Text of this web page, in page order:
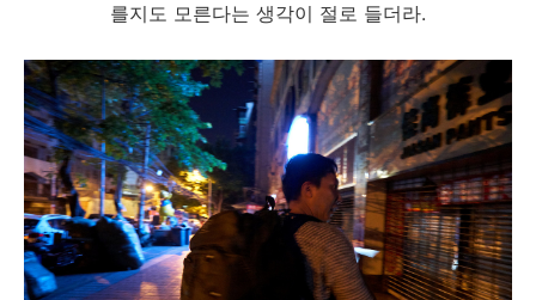
를지도 모른다는 생각이 절로 들더라.